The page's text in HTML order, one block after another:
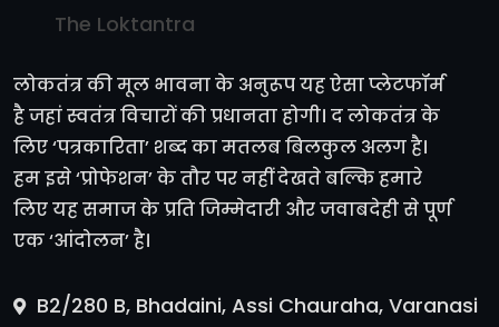
The Loktantra
लोकतंत्र की मूल भावना के अनुरूप यह ऐसा प्लेटफॉर्म
है जहां स्वतंत्र विचारों की प्रधानता होगी। द लोकतंत्र के
लिए ‘पत्रकारिता’ शब्द का मतलब बिलकुल अलग है।
हम इसे ‘प्रोफेशन’ के तौर पर नहीं देखते बल्कि हमारे
लिए यह समाज के प्रति जिम्मेदारी और जवाबदेही से पूर्ण
एक ‘आंदोलन’ है।
B2/280 B, Bhadaini, Assi Chauraha, Varanasi